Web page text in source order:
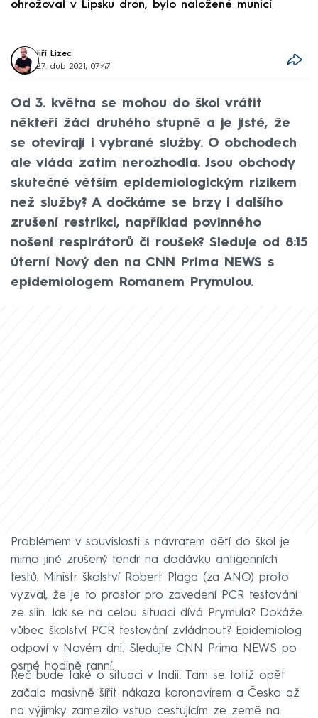
ohrožoval v Lipsku dron, bylo naložené municí
Jiří Lizec
27. dub 2021, 07:47
Od 3. května se mohou do škol vrátit
někteří žáci druhého stupně a je jisté, že
se otevírají i vybrané služby. O obchodech
ale vláda zatím nerozhodla. Jsou obchody
skutečně větším epidemiologickým rizikem
než služby? A dočkáme se brzy i dalšího
zrušení restrikcí, například povinného
nošení respirátorů či roušek? Sleduje od 8:15
úterní Nový den na CNN Prima NEWS s
epidemiologem Romanem Prymulou.
Problémem v souvislosti s návratem dětí do škol je
mimo jiné zrušený tendr na dodávku antigenních
testů. Ministr školství Robert Plaga (za ANO) proto
vyzval, že je to prostor pro zavedení PCR testování
ze slin. Jak se na celou situaci dívá Prymula? Dokáže
vůbec školství PCR testování zvládnout? Epidemiolog
odpoví v Novém dni. Sledujte CNN Prima NEWS po
osmé hodině ranní.
Řeč bude také o situaci v Indii. Tam se totiž opět
začala masivně šířit nákaza koronavirem a Česko až
na výjimky zamezilo vstup cestujícím ze země na